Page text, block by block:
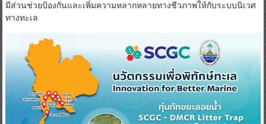
มีส่วนช่วยป้องกันและเพิ่มความหลากหลายทางชีวภาพให้กับระบบนิเวศ
ทางทะเล